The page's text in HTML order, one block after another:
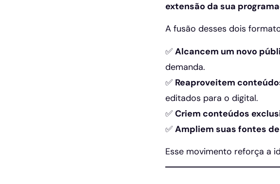
extensão da sua
A fusão desses dois
✅ Alcancem um novo
demanda.
✅ Reaproveitem
editados para o digital.
✅ Criem conteúdos
✅ Ampliem suas fontes
Esse movimento reforça a